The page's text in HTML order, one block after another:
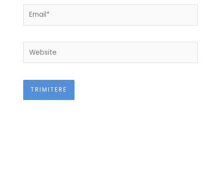
Email*
Website